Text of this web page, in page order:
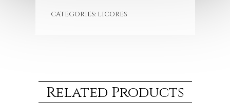
CATEGORIES: LICORES
Related Products